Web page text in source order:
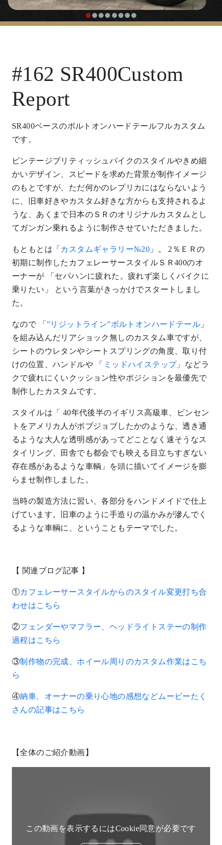
#162 SR400Custom
Report
SR400ベースのボルトオンハードテールフルカスタム
です。
ビンテージブリティッシュバイクのスタイルやきめ細
かいデザイン、スピードを求めた背景が制作イメージ
のもとですが、ただ何かのレプリカにはならないよう
に、旧車好きやカスタム好きな方からも支持されるよ
うな、あくまで日本のＳＲのオリジナルカスタムとし
てガンガン乗れるように制作させていただきました。
もともとは「 カスタムギャラリー№20 」。 2％ＥＲの
初期に制作したカフェレーサースタイルＳＲ400のオ
ーナーが 「セパハンに疲れた。疲れず楽しくバイクに
乗りたい」 という言葉がきっかけでスタートしまし
た。
なので 「 ”リジットライン”ボルトオンハードテール 」
を組み込んだリアショック無しのカスタム車ですが、
シートのウレタンやシートスプリングの角度、取り付
けの位置、ハンドルや 「
ミッドハイステップ」などラ
クで疲れにくいクッション性やポジションを最優先で
制作したカスタムです。
スタイルは「 40年代後半のイギリス高級車、ビンセン
トをアメリカ人がボブジョブしたかのような、透き通
るような大人な透明感があってどことなく速そうなス
タイリング、田舎でも都会でも映える目立ちすぎない
存在感があるような車輌」を頭に描いてイメージを膨
らませ制作しました。
当時の製造方法に習い、各部分をハンドメイドで仕上
げています。旧車のように手造りの温かみが滲んでく
るような車輌に、ということもテーマでした。
【 関連ブログ記事 】
①カフェレーサースタイルからのスタイル変更打ち合
わせはこちら
②フェンダーやマフラー、ヘッドライトステーの制作
過程はこちら
③制作物の完成、ホイール周りのカスタム作業はこち
ら
④納車、オーナーの乗り心地の感想などムービーたく
さんの記事はこちら
【全体のご紹介動画】
この動画を表示するにはCookie同意が必要です